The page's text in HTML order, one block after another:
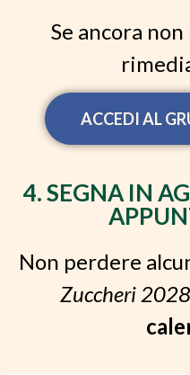
Se ancora
ACCEDI AL
4. SEGNA IN
Non perdere
Zuccheri 2028